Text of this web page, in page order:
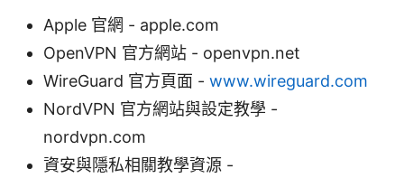
Apple 官網 - apple.com
OpenVPN 官方網站 - openvpn.net
WireGuard 官方頁面 - www.wireguard.com
NordVPN 官方網站與設定教學 -
nordvpn.com
資安與隱私相關教學資源 -